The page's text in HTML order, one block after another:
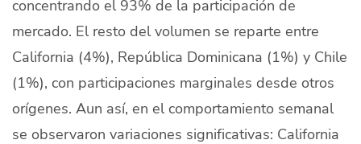
concentrando el 93% de la participación de
mercado. El resto del volumen se reparte entre
California (4%), República Dominicana (1%) y Chile
(1%), con participaciones marginales desde otros
orígenes. Aun así, en el comportamiento semanal
se observaron variaciones significativas: California